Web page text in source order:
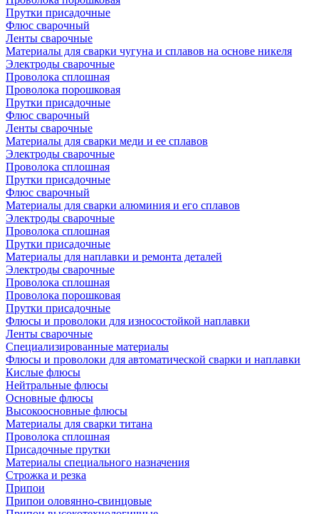
Прутки присадочные
Флюс сварочный
Ленты сварочные
Материалы для сварки чугуна и сплавов на основе никеля
Электроды сварочные
Проволока сплошная
Проволока порошковая
Прутки присадочные
Флюс сварочный
Ленты сварочные
Материалы для сварки меди и ее сплавов
Электроды сварочные
Проволока сплошная
Прутки присадочные
Флюс сварочный
Материалы для сварки алюминия и его сплавов
Электроды сварочные
Проволока сплошная
Прутки присадочные
Материалы для наплавки и ремонта деталей
Электроды сварочные
Проволока сплошная
Проволока порошковая
Прутки присадочные
Флюсы и проволоки для износостойкой наплавки
Ленты сварочные
Специализированные материалы
Флюсы и проволоки для автоматической сварки и наплавки
Кислые флюсы
Нейтральные флюсы
Основные флюсы
Высокоосновные флюсы
Материалы для сварки титана
Проволока сплошная
Присадочные прутки
Материалы специального назначения
Строжка и резка
Припои
Припои оловянно-свинцовые